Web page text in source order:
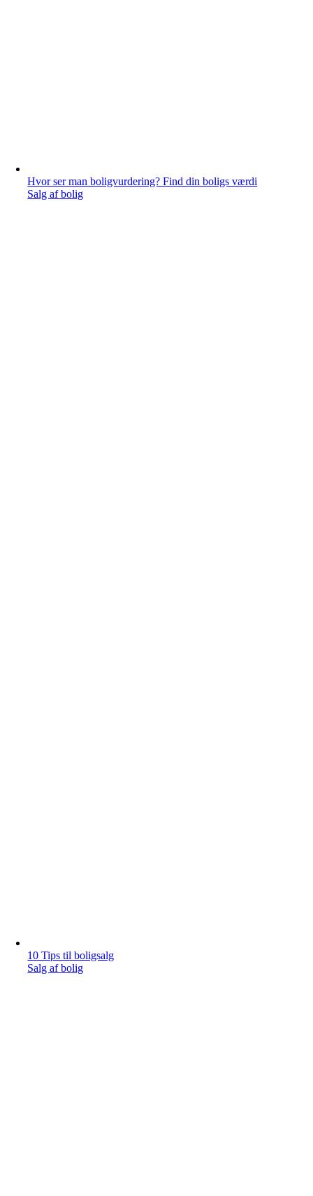
Hvor ser man boligvurdering? Find din boligs værdi
Salg af bolig
10 Tips til boligsalg
Salg af bolig